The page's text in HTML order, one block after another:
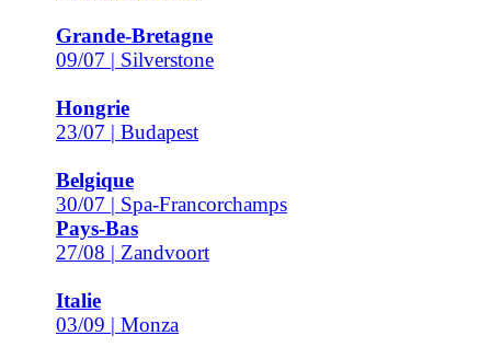
Grande-Bretagne
09/07 | Silverstone
Hongrie
23/07 | Budapest
Belgique
30/07 | Spa-Francorchamps
Pays-Bas
27/08 | Zandvoort
Italie
03/09 | Monza